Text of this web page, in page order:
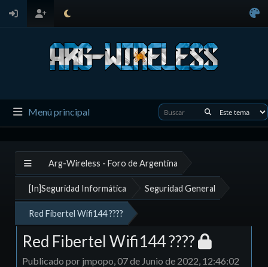
Menú principal
Arg-Wireless - Foro de Argentina
[In]Seguridad Informática Seguridad General
Red Fibertel Wifi144 ????
Red Fibertel Wifi144 ????
Publicado por jmpopo, 07 de Junio de 2022, 12:46:02